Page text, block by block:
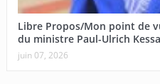
Libre Propos/Mon point de
du ministre Paul-Ulrich
juin 07, 2026